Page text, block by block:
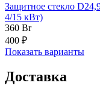
Защитное стекло
4/15 кВт)
360 Br
400 ₽
Показать варианты
Доставка